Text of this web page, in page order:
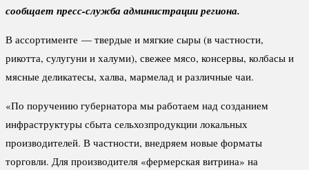
сообщает пресс-служба администрации региона.
В ассортименте — твердые и мягкие сыры (в частности,
рикотта, сулугуни и халуми), свежее мясо, консервы, колбасы и
мясные деликатесы, халва, мармелад и различные чаи.
«По поручению губернатора мы работаем над созданием
инфраструктуры сбыта сельхозпродукции локальных
производителей. В частности, внедряем новые форматы
торговли. Для производителя «фермерская витрина» на